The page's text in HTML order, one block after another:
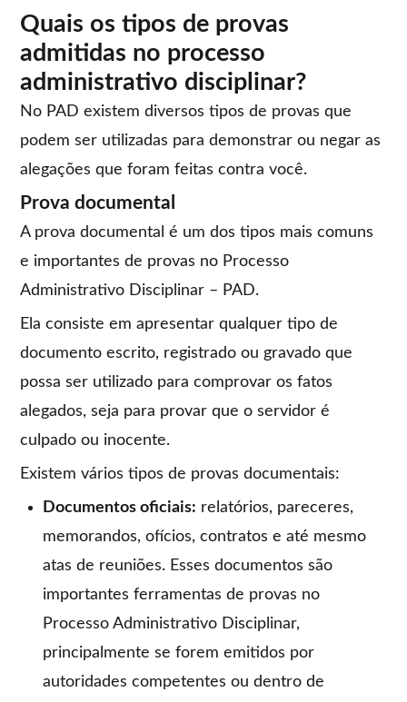
Quais os tipos de provas
admitidas no processo
administrativo disciplinar?
No PAD existem diversos tipos de provas que
podem ser utilizadas para demonstrar ou negar as
alegações que foram feitas contra você.
Prova documental
A prova documental é um dos tipos mais comuns
e importantes de provas no Processo
Administrativo Disciplinar – PAD.
Ela consiste em apresentar qualquer tipo de
documento escrito, registrado ou gravado que
possa ser utilizado para comprovar os fatos
alegados, seja para provar que o servidor é
culpado ou inocente.
Existem vários tipos de provas documentais:
Documentos oficiais: relatórios, pareceres,
memorandos, ofícios, contratos e até mesmo
atas de reuniões. Esses documentos são
importantes ferramentas de provas no
Processo Administrativo Disciplinar,
principalmente se forem emitidos por
autoridades competentes ou dentro de